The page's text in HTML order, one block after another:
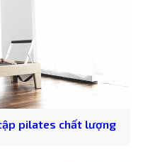
pilates chất lượng